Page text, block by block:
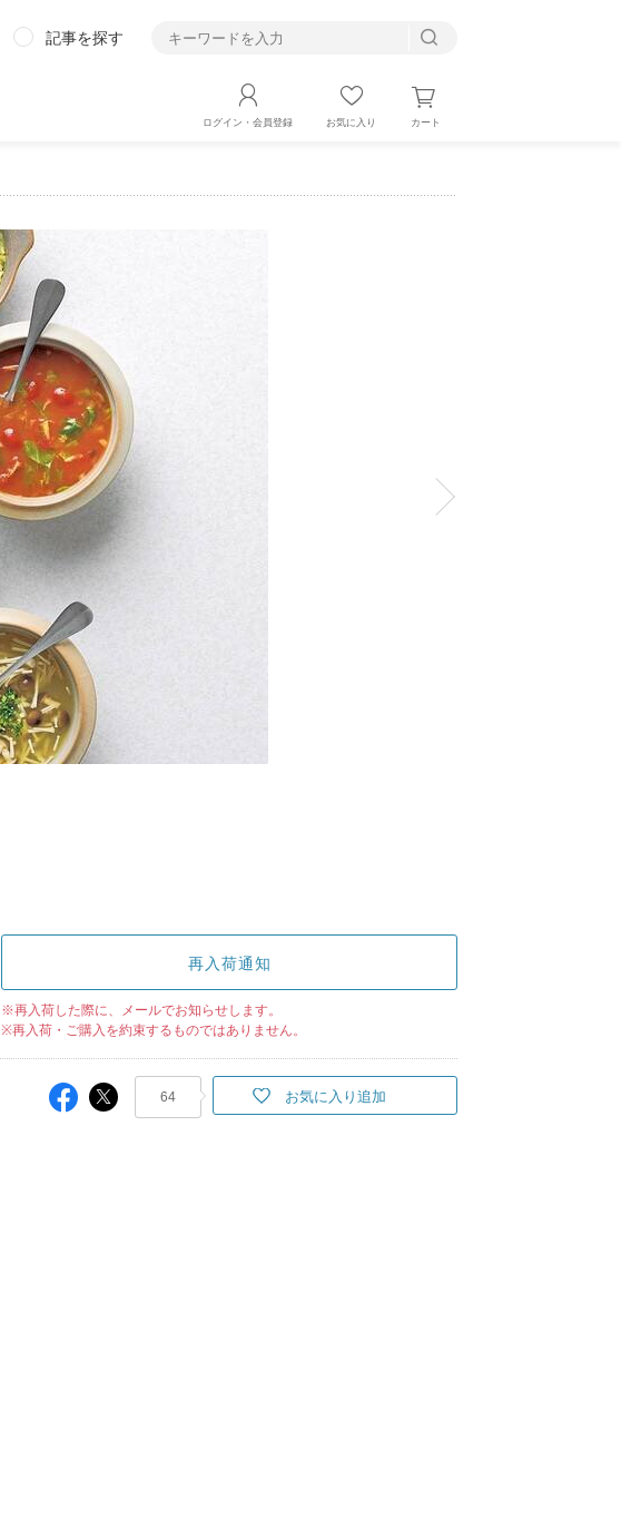
記事を探す
ログイン・会員登録 お気に入り カート
再入荷通知
※再入荷した際に、メールでお知らせします。
※再入荷・ご購入を約束するものではありません。
64 お気に入り追加